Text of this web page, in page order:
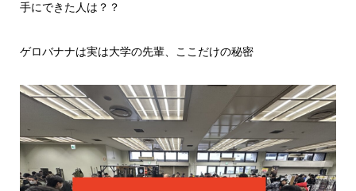
手にできた人は？？
ゲロバナナは実は大学の先輩、ここだけの秘密